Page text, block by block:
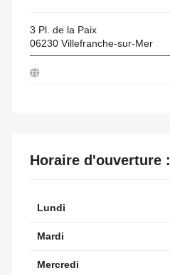
3 Pl. de la Paix
06230 Villefranche-sur-Mer
Horaire d'ouverture :
Lundi
Mardi
Mercredi